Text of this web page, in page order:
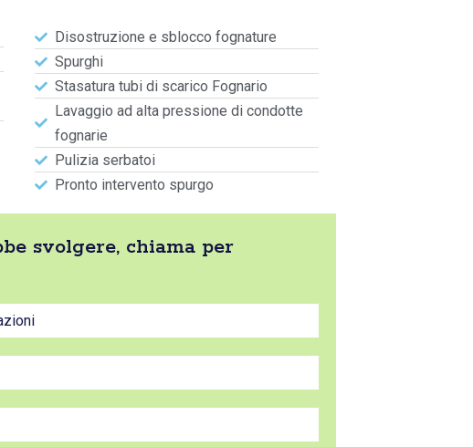
Disostruzione e sblocco fognature
Spurghi
Stasatura tubi di scarico Fognario
Lavaggio ad alta pressione di condotte
fognarie
Pulizia serbatoi
Pronto intervento spurgo
svolgere, chiama per